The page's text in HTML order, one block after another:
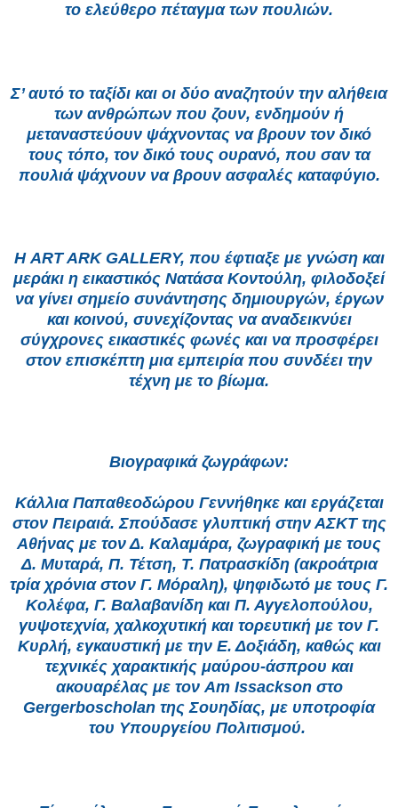
το ελεύθερο πέταγμα των πουλιών.
Σ’ αυτό το ταξίδι και οι δύο αναζητούν την αλήθεια
των ανθρώπων που ζουν, ενδημούν ή
μεταναστεύουν ψάχνοντας να βρουν τον δικό
τους τόπο, τον δικό τους ουρανό, που σαν τα
πουλιά ψάχνουν να βρουν ασφαλές καταφύγιο.
Η ART ARK GALLERY, που έφτιαξε με γνώση και
μεράκι η εικαστικός Νατάσα Κοντούλη, φιλοδοξεί
να γίνει σημείο συνάντησης δημιουργών, έργων
και κοινού, συνεχίζοντας να αναδεικνύει
σύγχρονες εικαστικές φωνές και να προσφέρει
στον επισκέπτη μια εμπειρία που συνδέει την
τέχνη με το βίωμα.
Βιογραφικά ζωγράφων:
Κάλλια Παπαθεοδώρου Γεννήθηκε και εργάζεται
στον Πειραιά. Σπούδασε γλυπτική στην ΑΣΚΤ της
Αθήνας με τον Δ. Καλαμάρα, ζωγραφική με τους
Δ. Μυταρά, Π. Τέτση, Τ. Πατρασκίδη (ακροάτρια
τρία χρόνια στον Γ. Μόραλη), ψηφιδωτό με τους Γ.
Κολέφα, Γ. Βαλαβανίδη και Π. Αγγελοπούλου,
γυψοτεχνία, χαλκοχυτική και τορευτική με τον Γ.
Κυρλή, εγκαυστική με την Ε. Δοξιάδη, καθώς και
τεχνικές χαρακτικής μαύρου-άσπρου και
ακουαρέλας με τον Am Issackson στο
Gergerboscholan της Σουηδίας, με υποτροφία
του Υπουργείου Πολιτισμού.